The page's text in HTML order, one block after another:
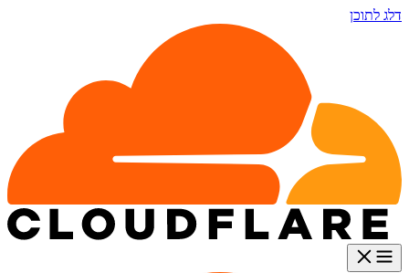
דלג לתוכן